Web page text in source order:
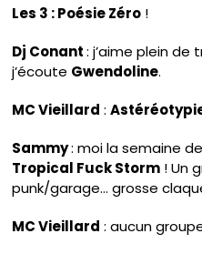
Les 3 : Poésie Zéro !
Dj Conant: j’aime plein
j’écoute Gwendoline.
MC Vieillard :
Sammy: moi la semaine
Tropical Fuck Storm ! Un
punk/garage… grosse
MC Vieillard : aucun